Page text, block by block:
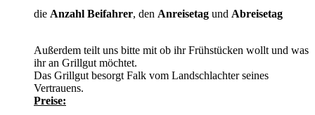
die Anzahl Beifahrer, den Anreisetag und Abreisetag
Außerdem teilt uns bitte mit ob ihr Frühstücken wollt und was
ihr an Grillgut möchtet.
Das Grillgut besorgt Falk vom Landschlachter seines
Vertrauens.
Preise: